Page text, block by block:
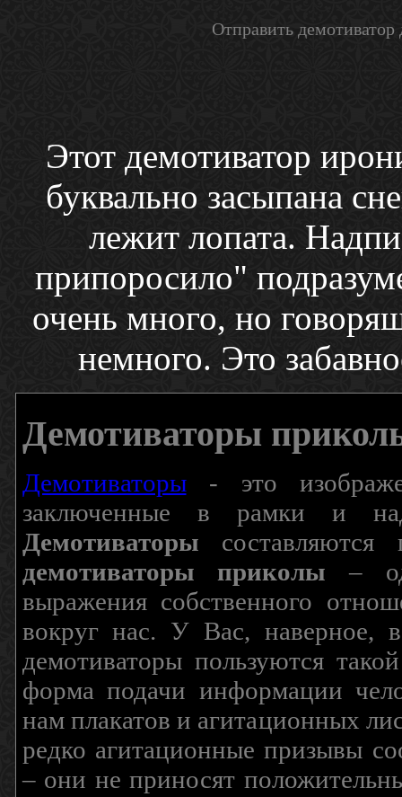
Отправить
Этот демотиватор
буквально засыпана
лежит лопата.
припоросило"
очень много, но
немного. Это
Демотиваторы
Демотиваторы- это
заключенные в рамки и
Демотиваторы составляются
демотиваторы приколы –
выражения собственного
вокруг нас. У Вас, наверное,
демотиваторы пользуются
форма подачи информации
нам плакатов и агитационных
редко агитационные призывы
– они не приносят